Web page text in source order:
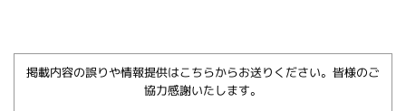
掲載内容の誤りや情報提供はこちらからお送りください。皆様のご
協力感謝いたします。